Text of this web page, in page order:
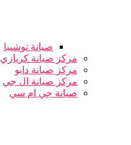
صيانة توشيبا
مركز صيانة كريازي
مركز صيانة دايو
مركز صيانة ال جي
صيانة جي ام سي